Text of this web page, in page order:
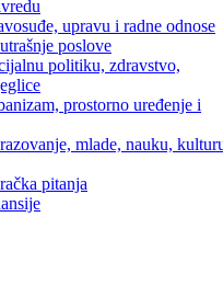
upravu i radne odnose
poslove
politiku, zdravstvo,
prostorno uređenje i
mlade, nauku,
pitanja